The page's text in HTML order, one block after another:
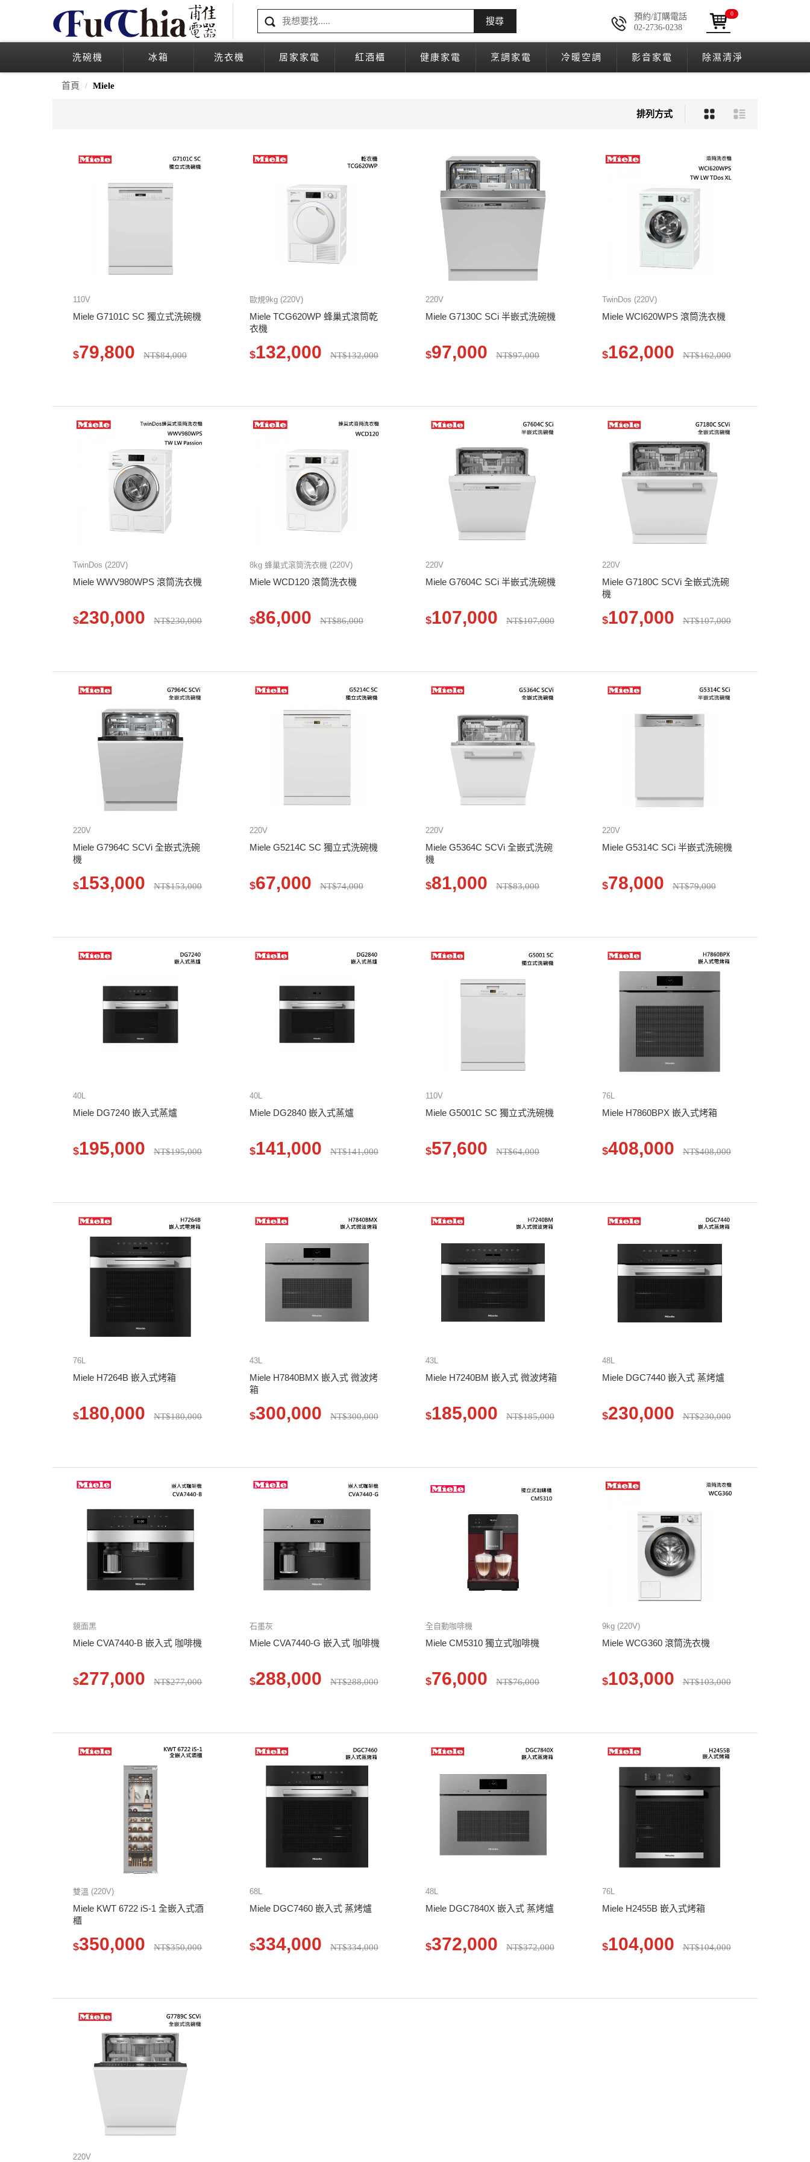
搜尋
預約/訂購電話
02-2736-0238
0
洗碗機 冰箱 洗衣機 居家家電 紅酒櫃 健康家電 烹調家電 冷暖空調 影音家電 除濕清淨
首頁 Miele
排列方式
110V
Miele G7101C SC 獨立式洗碗機
$79,800 NT$84,000
歐規9kg (220V)
Miele TCG620WP 蜂巢式滾筒乾
衣機
$132,000 NT$132,000
220V
Miele G7130C SCi 半嵌式洗碗機
$97,000 NT$97,000
TwinDos (220V)
Miele WCI620WPS 滾筒洗衣機
$162,000 NT$162,000
TwinDos (220V)
Miele WWV980WPS 滾筒洗衣機
$230,000 NT$230,000
8kg 蜂巢式滾筒洗衣機 (220V)
Miele WCD120 滾筒洗衣機
$86,000 NT$86,000
220V
Miele G7604C SCi 半嵌式洗碗機
$107,000 NT$107,000
220V
Miele G7180C SCVi 全嵌式洗碗
機
$107,000 NT$107,000
220V
Miele G7964C SCVi 全嵌式洗碗
機
$153,000 NT$153,000
220V
Miele G5214C SC 獨立式洗碗機
$67,000 NT$74,000
220V
Miele G5364C SCVi 全嵌式洗碗
機
$81,000 NT$83,000
220V
Miele G5314C SCi 半嵌式洗碗機
$78,000 NT$79,000
40L
Miele DG7240 嵌入式蒸爐
$195,000 NT$195,000
40L
Miele DG2840 嵌入式蒸爐
$141,000 NT$141,000
110V
Miele G5001C SC 獨立式洗碗機
$57,600 NT$64,000
76L
Miele H7860BPX 嵌入式烤箱
$408,000 NT$408,000
76L
Miele H7264B 嵌入式烤箱
$180,000 NT$180,000
43L
Miele H7840BMX 嵌入式 微波烤
箱
$300,000 NT$300,000
43L
Miele H7240BM 嵌入式 微波烤箱
$185,000 NT$185,000
48L
Miele DGC7440 嵌入式 蒸烤爐
$230,000 NT$230,000
鏡面黑
Miele CVA7440-B 嵌入式 咖啡機
$277,000 NT$277,000
石墨灰
Miele CVA7440-G 嵌入式 咖啡機
$288,000 NT$288,000
全自動咖啡機
Miele CM5310 獨立式咖啡機
$76,000 NT$76,000
9kg (220V)
Miele WCG360 滾筒洗衣機
$103,000 NT$103,000
雙溫 (220V)
Miele KWT 6722 iS-1 全嵌入式酒
櫃
$350,000 NT$350,000
68L
Miele DGC7460 嵌入式 蒸烤爐
$334,000 NT$334,000
48L
Miele DGC7840X 嵌入式 蒸烤爐
$372,000 NT$372,000
76L
Miele H2455B 嵌入式烤箱
$104,000 NT$104,000
220V